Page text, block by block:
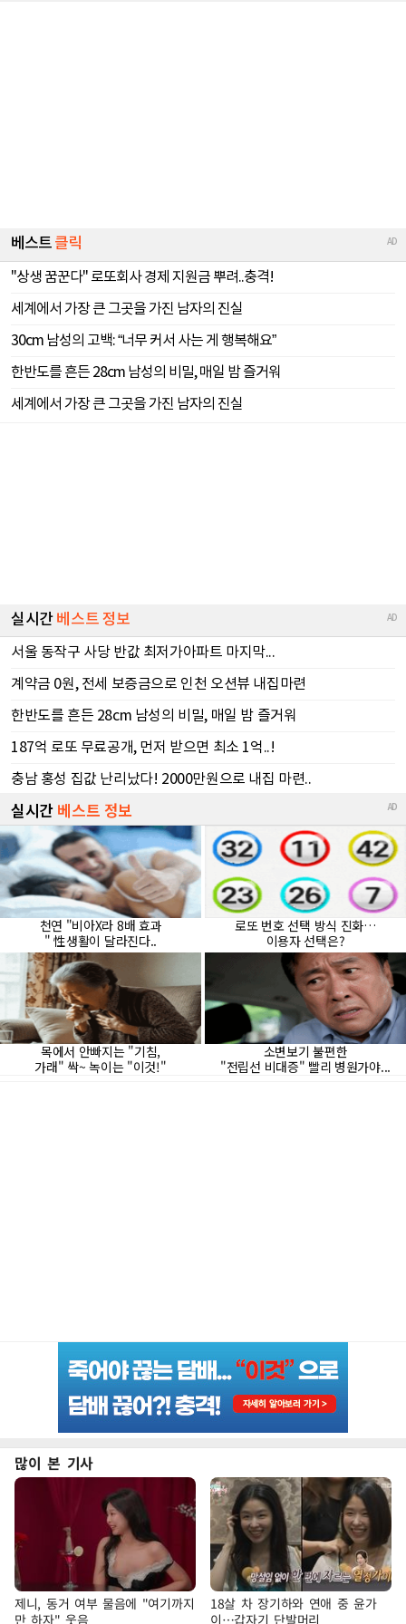
많이 본 기사
제니, 동거 여부 물음에 "여기까지
만 하자" 웃음
18살 차 장기하와 연애 중 윤가
이…갑자기 단발머리